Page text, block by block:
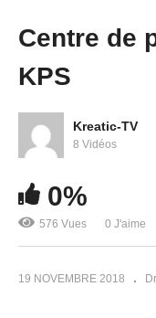
Centre de
Centre de
KPS
Kreatic-TV
8 Vidéos
0%
576 Vues 0 J'aime
19 NOVEMBRE 2018